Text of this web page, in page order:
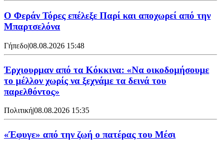
Ο Φεράν Τόρες επέλεξε Παρί και αποχωρεί από την
Μπαρτσελόνα
Γήπεδο|08.08.2026 15:48
Έρχιουρμαν από τα Κόκκινα: «Να οικοδομήσουμε
το μέλλον χωρίς να ξεχνάμε τα δεινά του
παρελθόντος»
Πολιτική|08.08.2026 15:35
«Έφυγε» από την ζωή ο πατέρας του Μέσι